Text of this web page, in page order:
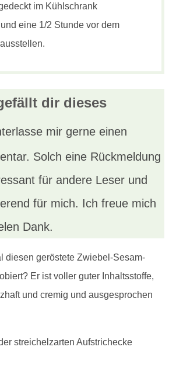
im Kühlschrank
eine 1/2 Stunde vor dem
dir dieses
mir gerne einen
Solch eine Rückmeldung
für andere Leser und
für mich. Ich freue mich
Dank.
diesen geröstete Zwiebel-Sesam-
Er ist voller guter Inhaltsstoffe,
und cremig und ausgesprochen
streichelzarten Aufstrichecke